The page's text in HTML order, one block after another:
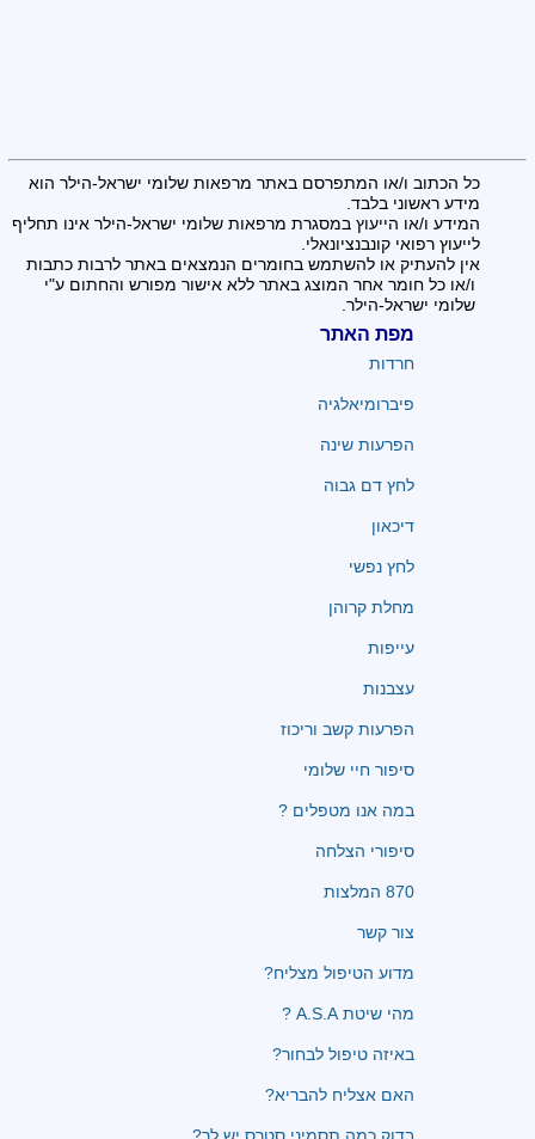
כל הכתוב ו/או המתפרסם באתר מרפאות שלומי ישראל-הילר הוא
מידע ראשוני בלבד.
המידע ו/או הייעוץ במסגרת מרפאות שלומי ישראל-הילר אינו תחליף
לייעוץ רפואי קונבנציונאלי.
אין להעתיק או להשתמש בחומרים הנמצאים באתר לרבות כתבות
ו/או כל חומר אחר המוצג באתר ללא אישור מפורש והחתום ע"י
שלומי ישראל-הילר.
מפת האתר
חרדות
פיברומיאלגיה
הפרעות שינה
לחץ דם גבוה
דיכאון
לחץ נפשי
מחלת קרוהן
עייפות
עצבנות
הפרעות קשב וריכוז
סיפור חיי שלומי
במה אנו מטפלים ?
סיפורי הצלחה
870 המלצות
צור קשר
מדוע הטיפול מצליח?
מהי שיטת A.S.A ?
באיזה טיפול לבחור?
האם אצליח להבריא?